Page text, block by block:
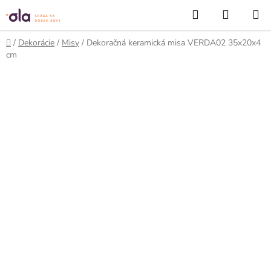
Prejsť
na
obsah
Hľadať
KOŠÍK
Domov
/ Dekorácie / Misy / Dekoračná keramická misa VERDA02 35x20x4
cm